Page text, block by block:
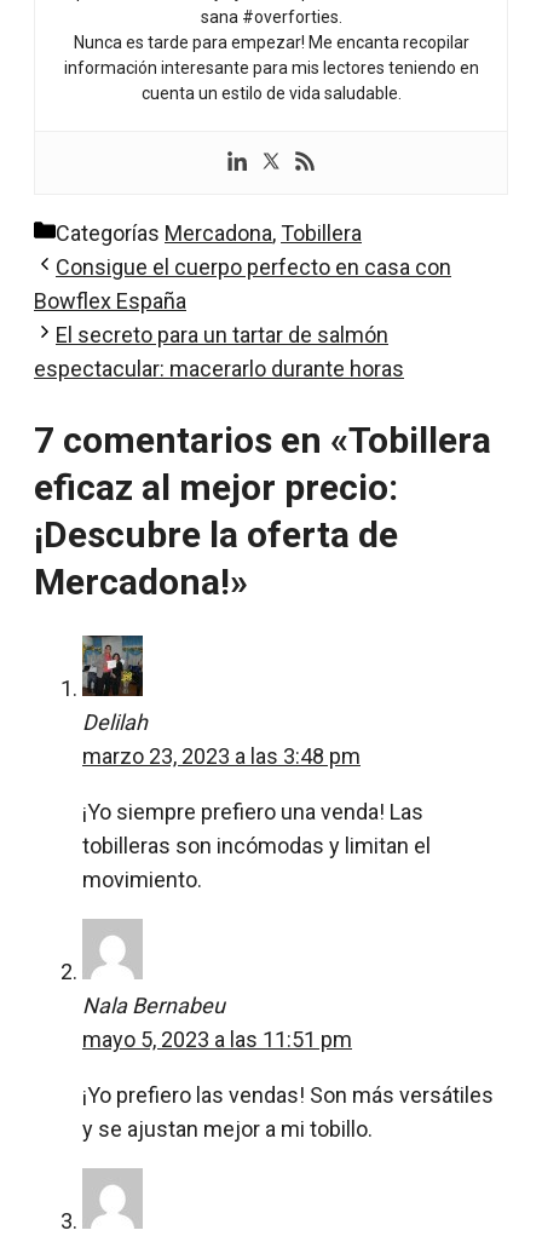
sana #overforties.
Nunca es tarde para empezar! Me encanta recopilar
información interesante para mis lectores teniendo en
cuenta un estilo de vida saludable.
Categorías Mercadona,Tobillera
Consigue el cuerpo perfecto en casa con
Bowflex España
El secreto para un tartar de salmón
espectacular: macerarlo durante horas
7 comentarios en «Tobillera
eficaz al mejor precio:
¡Descubre la oferta de
Mercadona!»
Delilah
marzo 23, 2023 a las 3:48 pm
¡Yo siempre prefiero una venda! Las
tobilleras son incómodas y limitan el
movimiento.
Nala Bernabeu
mayo 5, 2023 a las 11:51 pm
¡Yo prefiero las vendas! Son más versátiles
y se ajustan mejor a mi tobillo.